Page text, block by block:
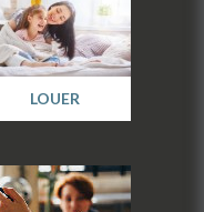
LOUER